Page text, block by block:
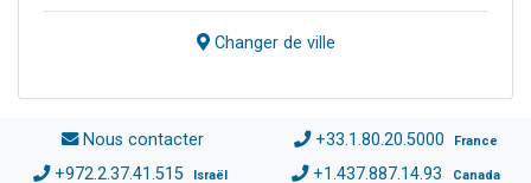
Changer de ville
Nous contacter +33.1.80.20.5000 France
+972.2.37.41.515 Israël +1.437.887.14.93 Canada